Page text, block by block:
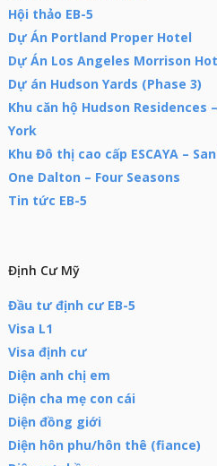
Hội thảo EB-5
Dự Án Portland Proper Hotel
Dự Án Los Angeles Morrison
Dự án Hudson Yards (Phase 3)
Khu căn hộ Hudson Residences
York
Khu Đô thị cao cấp ESCAYA –
One Dalton – Four Seasons
Tin tức EB-5
Định Cư Mỹ
Đầu tư định cư EB-5
Visa L1
Visa định cư
Diện anh chị em
Diện cha mẹ con cái
Diện đồng giới
Diện hôn phu/hôn thê (fiance)